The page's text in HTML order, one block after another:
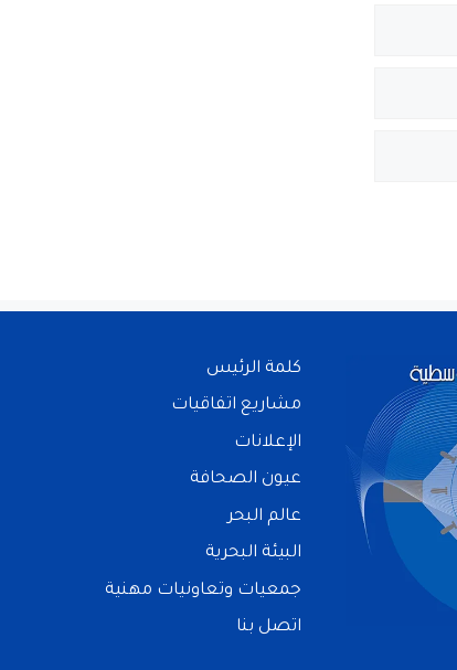
كلمة الرئيس
مشاريع اتفاقيات
الإعلانات
عيون الصحافة
عالم البحر
البيئة البحرية
جمعيات وتعاونيات مهنية
اتصل بنا